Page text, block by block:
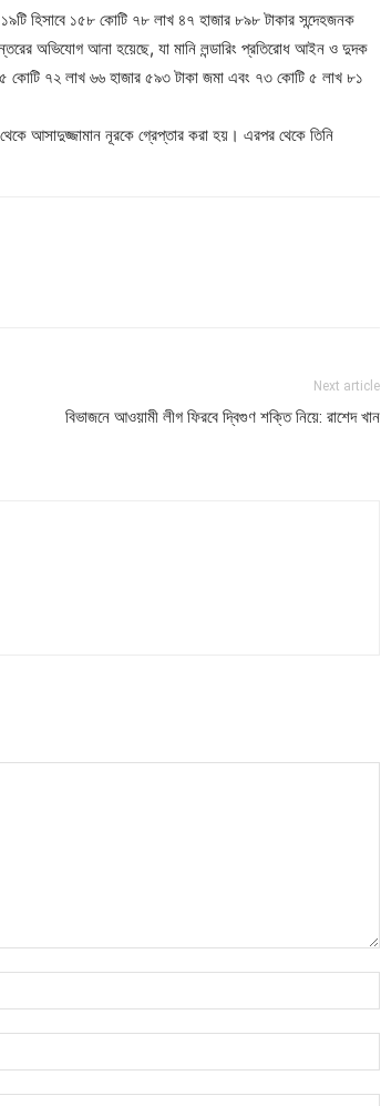
১৯টি হিসাবে ১৫৮ কোটি ৭৮ লাখ ৪৭ হাজার ৮৯৮ টাকার সন্দেহজনক
অভিযোগ আনা হয়েছে, যা মানি লন্ডারিং প্রতিরোধ আইন ও দুদক
কোটি ৭২ লাখ ৬৬ হাজার ৫৯৩ টাকা জমা এবং ৭৩ কোটি ৫ লাখ ৮১
আসাদুজ্জামান নূরকে গ্রেপ্তার করা হয়। এরপর থেকে তিনি
Next article
বিভাজনে আওয়ামী লীগ ফিরবে দ্বিগুণ শক্তি নিয়ে: রাশেদ খান